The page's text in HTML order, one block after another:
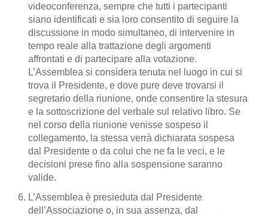
videoconferenza, sempre che tutti i partecipanti
siano identificati e sia loro consentito di seguire la
discussione in modo simultaneo, di intervenire in
tempo reale alla trattazione degli argomenti
affrontati e di partecipare alla votazione.
L’Assemblea si considera tenuta nel luogo in cui si
trova il Presidente, e dove pure deve trovarsi il
segretario della riunione, onde consentire la stesura
e la sottoscrizione del verbale sul relativo libro. Se
nel corso della riunione venisse sospeso il
collegamento, la stessa verrà dichiarata sospesa
dal Presidente o da colui che ne fa le veci, e le
decisioni prese fino alla sospensione saranno
valide.
L’Assemblea è presieduta dal Presidente
dell’Associazione o, in sua assenza, dal